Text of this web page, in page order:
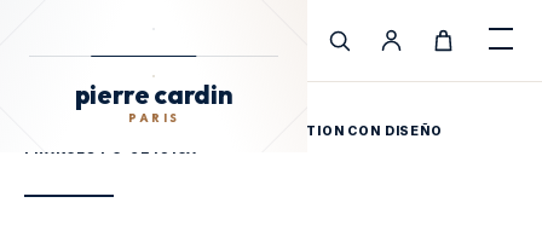
pierre cardin
PARIS
Cargando Pierre Cardin
PARIS
/TIENDA/
CAMISA MC ETIQUETA LINEN COLLECTION CON DISEÑO
FRANCÉS PC-62431CA